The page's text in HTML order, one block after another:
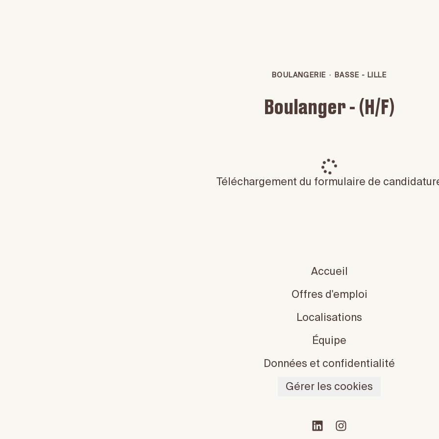
BOULANGERIE · BASSE - LILLE
Boulanger - (H/F)
Téléchargement du formulaire de
Accueil
Offres d'emploi
Localisations
Équipe
Données et confidentialité
Gérer les cookies